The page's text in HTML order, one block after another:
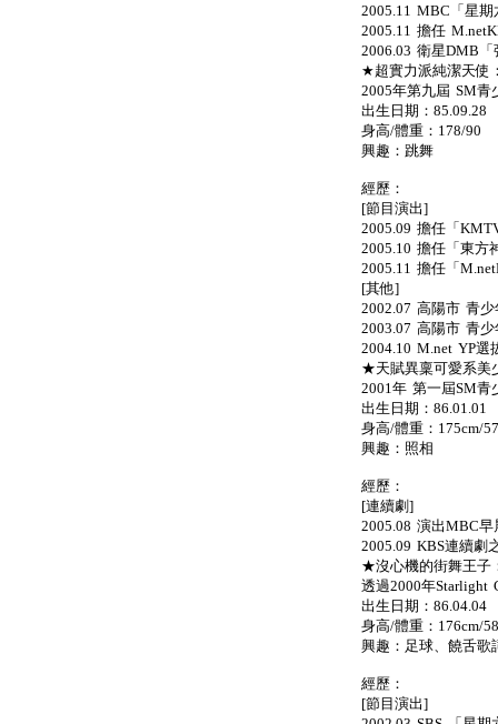
2005.11 MBC「星
2005.11 擔任
2006.03 衛星DMB「
★超實力派純潔天使
2005年第九屆 SM青
出生日期：85.09.28
身高/體重：178/90
興趣：跳舞
經歷：
[節目演出]
2005.09 擔任「
2005.10 擔任「東方
2005.11 擔任「
[其他]
2002.07 高陽市 青
2003.07 高陽市 青
2004.10 M.net YP選
★天賦異稟可愛系美
2001年 第一屆SM青
出生日期：86.01.01
身高/體重：175cm/
興趣：照相
經歷：
[連續劇]
2005.08 演出MBC
2005.09 KBS連續劇
★沒心機的街舞王子
透過2000年Starlight
出生日期：86.04.04
身高/體重：176cm/
興趣：足球、饒舌歌
經歷：
[節目演出]